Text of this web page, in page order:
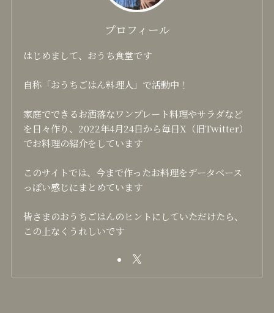
プロフィール
はじめまして、おうち食堂です
自称「おうちごはん料理人」で活動中！
家庭でできるお洒落なワンプレート料理やサラダなど
を日々作り、2022年4月24日から毎日X（旧Twitter）
でお料理の紹介をしています
このサイトでは、今まで作ったお料理をデータベース
っぽい感じにまとめています
皆さまのおうちごはんのヒントにしていただけたら、
この上なくうれしいです